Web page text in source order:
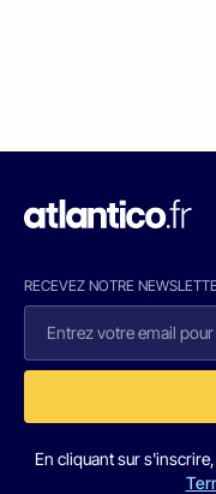
RECEVEZ NOTRE
En cliquant sur